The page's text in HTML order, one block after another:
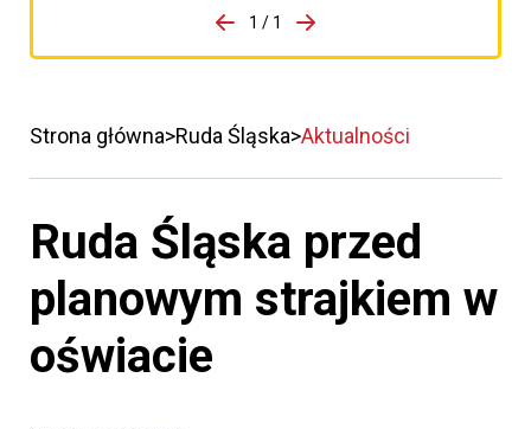
porzpedniego komunikatu
1 / 1
Przejdź do następnego
Strona główna Ruda Śląska Aktualności
Ruda Śląska przed
planowym strajkiem w
oświacie